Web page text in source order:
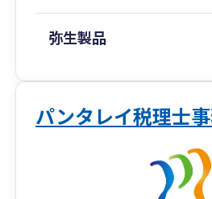
弥生製品
パンタレイ税理士